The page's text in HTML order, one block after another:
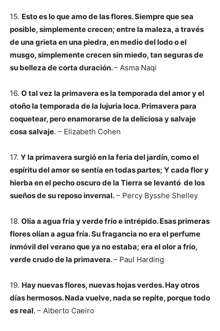
15. Esto es lo que amo de las flores. Siempre que sea
posible, simplemente crecen; entre la maleza, a través
de una grieta en una piedra, en medio del lodo o el
musgo, simplemente crecen sin miedo, tan seguras de
su belleza de corta duración.– Asma Naqi
16. O tal vez la primavera es la temporada del amor y el
otoño la temporada de la lujuria loca. Primavera para
coquetear, pero enamorarse de la deliciosa y salvaje
cosa salvaje. – Elizabeth Cohen
17. Y la primavera surgió en la feria del jardín,como el
espíritu del amor se sentía en todas partes; Y cada flor y
hierba en el pecho oscuro de la Tierra se levantó de los
sueños de su reposo invernal. – Percy Bysshe Shelley
18. Olía a agua fría y verde frío e intrépido. Esas primeras
flores olían a agua fría. Su fragancia no era el perfume
inmóvil del verano que ya no estaba; era el olor a frío,
verde crudo de la primavera.– Paul Harding
19. Hay nuevas flores, nuevas hojas verdes.Hay otros
días hermosos.Nada vuelve, nada se repite, porque todo
es real. – Alberto Caeiro